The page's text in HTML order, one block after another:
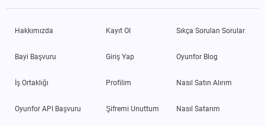
Hakkımızda
Bayi Başvuru
İş Ortaklığı
Oyunfor API Başvuru
Kayıt Ol
Giriş Yap
Profilim
Şifremi Unuttum
Sıkça Sorulan Sorular
Oyunfor Blog
Nasıl Satın Alırım
Nasıl Satarım